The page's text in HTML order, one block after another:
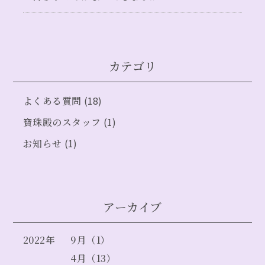
カテゴリ
よくある質問 (18)
寶珠殿のスタッフ (1)
お知らせ (1)
アーカイブ
2022年
9月（1）
4月（13）